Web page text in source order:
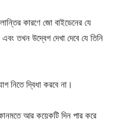
কারণে জো বাইডেনের যে
তখন উদ্বেগ দেখা দেবে যে তিনি
নিতে দ্বিধা করবে না।
আর কয়েকটি দিন পার করে